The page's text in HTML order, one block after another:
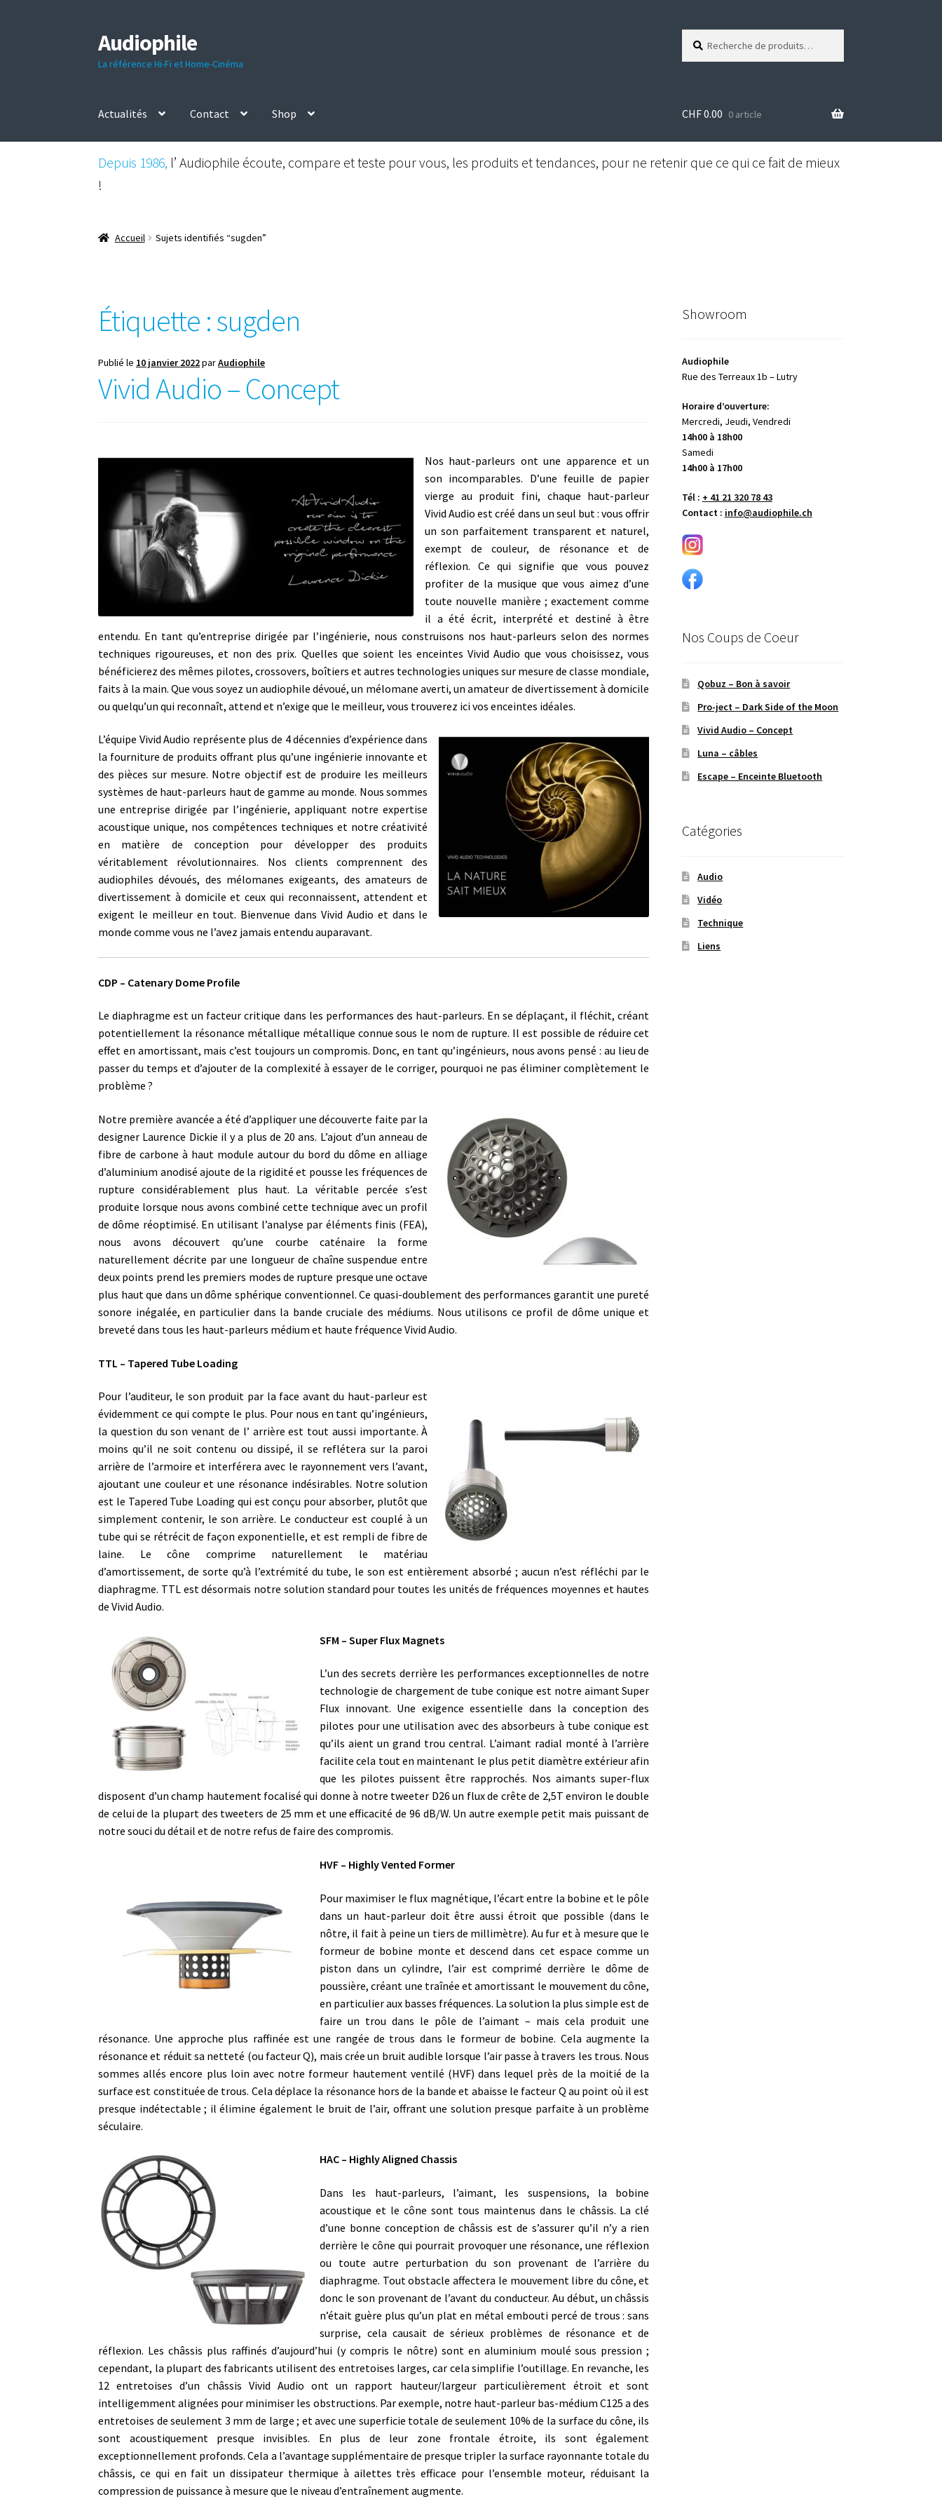
Aller
à
la
Aller
au
contenu
Audiophile
La référence Hi-Fi et Home-Cinéma
pour :
r
h
e
Actualités Contact Shop CHF0.00 0 article
Depuis 1986, l’ Audiophile écoute, compare et teste pour vous, les produits et tendances, pour ne retenir que ce qui ce fait de mieux
!
Accueil Sujets identifiés “sugden”
Étiquette :sugden
Publié le 10 janvier 2022parAudiophile
Vivid Audio – Concept
Nos haut-parleurs ont une apparence et un
son incomparables. D’une feuille de papier
vierge au produit fini, chaque haut-parleur
Vivid Audio est créé dans un seul but : vous offrir
un son parfaitement transparent et naturel,
exempt de couleur, de résonance et de
réflexion. Ce qui signifie que vous pouvez
profiter de la musique que vous aimez d’une
toute nouvelle manière ; exactement comme
il a été écrit, interprété et destiné à être
entendu. En tant qu’entreprise dirigée par l’ingénierie, nous construisons nos haut-parleurs selon des normes
techniques rigoureuses, et non des prix. Quelles que soient les enceintes Vivid Audio que vous choisissez, vous
bénéficierez des mêmes pilotes, crossovers, boîtiers et autres technologies uniques sur mesure de classe mondiale,
faits à la main. Que vous soyez un audiophile dévoué, un mélomane averti, un amateur de divertissement à domicile
ou quelqu’un qui reconnaît, attend et n’exige que le meilleur, vous trouverez ici vos enceintes idéales.
L’équipe Vivid Audio représente plus de 4 décennies d’expérience dans
la fourniture de produits offrant plus qu’une ingénierie innovante et
des pièces sur mesure. Notre objectif est de produire les meilleurs
systèmes de haut-parleurs haut de gamme au monde. Nous sommes
une entreprise dirigée par l’ingénierie, appliquant notre expertise
acoustique unique, nos compétences techniques et notre créativité
en matière de conception pour développer des produits
véritablement révolutionnaires. Nos clients comprennent des
audiophiles dévoués, des mélomanes exigeants, des amateurs de
divertissement à domicile et ceux qui reconnaissent, attendent et
exigent le meilleur en tout. Bienvenue dans Vivid Audio et dans le
monde comme vous ne l’avez jamais entendu auparavant.
CDP – Catenary Dome Profile
Le diaphragme est un facteur critique dans les performances des haut-parleurs. En se déplaçant, il fléchit, créant
potentiellement la résonance métallique métallique connue sous le nom de rupture. Il est possible de réduire cet
effet en amortissant, mais c’est toujours un compromis. Donc, en tant qu’ingénieurs, nous avons pensé : au lieu de
passer du temps et d’ajouter de la complexité à essayer de le corriger, pourquoi ne pas éliminer complètement le
problème ?
Notre première avancée a été d’appliquer une découverte faite par la
designer Laurence Dickie il y a plus de 20 ans. L’ajout d’un anneau de
fibre de carbone à haut module autour du bord du dôme en alliage
d’aluminium anodisé ajoute de la rigidité et pousse les fréquences de
rupture considérablement plus haut. La véritable percée s’est
produite lorsque nous avons combiné cette technique avec un profil
de dôme réoptimisé. En utilisant l’analyse par éléments finis (FEA),
nous avons découvert qu’une courbe caténaire la forme
naturellement décrite par une longueur de chaîne suspendue entre
deux points prend les premiers modes de rupture presque une octave
plus haut que dans un dôme sphérique conventionnel. Ce quasi-doublement des performances garantit une pureté
sonore inégalée, en particulier dans la bande cruciale des médiums. Nous utilisons ce profil de dôme unique et
breveté dans tous les haut-parleurs médium et haute fréquence Vivid Audio.
TTL – Tapered Tube Loading
Pour l’auditeur, le son produit par la face avant du haut-parleur est
évidemment ce qui compte le plus. Pour nous en tant qu’ingénieurs,
la question du son venant de l’ arrière est tout aussi importante. À
moins qu’il ne soit contenu ou dissipé, il se reflétera sur la paroi
arrière de l’armoire et interférera avec le rayonnement vers l’avant,
ajoutant une couleur et une résonance indésirables. Notre solution
est le Tapered Tube Loading qui est conçu pour absorber, plutôt que
simplement contenir, le son arrière. Le conducteur est couplé à un
tube qui se rétrécit de façon exponentielle, et est rempli de fibre de
laine. Le cône comprime naturellement le matériau
d’amortissement, de sorte qu’à l’extrémité du tube, le son est entièrement absorbé ; aucun n’est réfléchi par le
diaphragme. TTL est désormais notre solution standard pour toutes les unités de fréquences moyennes et hautes
de Vivid Audio.
SFM – Super Flux Magnets
L’un des secrets derrière les performances exceptionnelles de notre
technologie de chargement de tube conique est notre aimant Super
Flux innovant. Une exigence essentielle dans la conception des
pilotes pour une utilisation avec des absorbeurs à tube conique est
qu’ils aient un grand trou central. L’aimant radial monté à l’arrière
facilite cela tout en maintenant le plus petit diamètre extérieur afin
que les pilotes puissent être rapprochés. Nos aimants super-flux
disposent d’un champ hautement focalisé qui donne à notre tweeter D26 un flux de crête de 2,5T environ le double
de celui de la plupart des tweeters de 25 mm et une efficacité de 96 dB/W. Un autre exemple petit mais puissant de
notre souci du détail et de notre refus de faire des compromis.
HVF – Highly Vented Former
Pour maximiser le flux magnétique, l’écart entre la bobine et le pôle
dans un haut-parleur doit être aussi étroit que possible (dans le
nôtre, il fait à peine un tiers de millimètre). Au fur et à mesure que le
formeur de bobine monte et descend dans cet espace comme un
piston dans un cylindre, l’air est comprimé derrière le dôme de
poussière, créant une traînée et amortissant le mouvement du cône,
en particulier aux basses fréquences. La solution la plus simple est de
faire un trou dans le pôle de l’aimant – mais cela produit une
résonance. Une approche plus raffinée est une rangée de trous dans le formeur de bobine. Cela augmente la
résonance et réduit sa netteté (ou facteur Q), mais crée un bruit audible lorsque l’air passe à travers les trous. Nous
sommes allés encore plus loin avec notre formeur hautement ventilé (HVF) dans lequel près de la moitié de la
surface est constituée de trous. Cela déplace la résonance hors de la bande et abaisse le facteur Q au point où il est
presque indétectable ; il élimine également le bruit de l’air, offrant une solution presque parfaite à un problème
séculaire.
HAC – Highly Aligned Chassis
Dans les haut-parleurs, l’aimant, les suspensions, la bobine
acoustique et le cône sont tous maintenus dans le châssis. La clé
d’une bonne conception de châssis est de s’assurer qu’il n’y a rien
derrière le cône qui pourrait provoquer une résonance, une réflexion
ou toute autre perturbation du son provenant de l’arrière du
diaphragme. Tout obstacle affectera le mouvement libre du cône, et
donc le son provenant de l’avant du conducteur. Au début, un châssis
n’était guère plus qu’un plat en métal embouti percé de trous : sans
surprise, cela causait de sérieux problèmes de résonance et de
réflexion. Les châssis plus raffinés d’aujourd’hui (y compris le nôtre) sont en aluminium moulé sous pression ;
cependant, la plupart des fabricants utilisent des entretoises larges, car cela simplifie l’outillage. En revanche, les
12 entretoises d’un châssis Vivid Audio ont un rapport hauteur/largeur particulièrement étroit et sont
intelligemment alignées pour minimiser les obstructions. Par exemple, notre haut-parleur bas-médium C125 a des
entretoises de seulement 3 mm de large ; et avec une superficie totale de seulement 10% de la surface du cône, ils
sont acoustiquement presque invisibles. En plus de leur zone frontale étroite, ils sont également
exceptionnellement profonds. Cela a l’avantage supplémentaire de presque tripler la surface rayonnante totale du
châssis, ce qui en fait un dissipateur thermique à ailettes très efficace pour l’ensemble moteur, réduisant la
compression de puissance à mesure que le niveau d’entraînement augmente.
Showroom
Audiophile
Rue des Terreaux 1b – Lutry
Horaire d’ouverture:
Mercredi, Jeudi, Vendredi
14h00 à 18h00
Samedi
14h00 à 17h00
Tél : + 41 21 320 78 43
Contact : info@audiophile.ch
Nos Coups de Coeur
Qobuz – Bon à savoir
Pro-ject – Dark Side of the Moon
Vivid Audio – Concept
Luna – câbles
Escape – Enceinte Bluetooth
Catégories
Audio
Vidéo
Technique
Liens